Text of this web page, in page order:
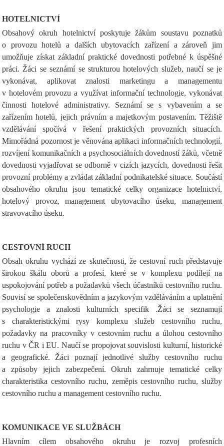
HOTELNICTVÍ
Obsahový okruh hotelnictví poskytuje žákům soustavu poznatků
o provozu hotelů a dalších ubytovacích zařízení a zároveň jim
umožňuje získat základní praktické dovednosti potřebné k úspěšné
práci. Žáci se seznámí se strukturou hotelových služeb, naučí se je
vykonávat, aplikovat znalosti marketingu a managementu
v hotelovém provozu a využívat informační technologie, vykonávat
činnosti hotelové administrativy. Seznámí se s vybavením a se
zařízením hotelů, jejich právním a majetkovým postavením. Těžiště
vzdělávání spočívá v řešení praktických provozních situacích.
Mimořádná pozornost je věnována aplikaci informačních technologií,
rozvíjení komunikačních a psychosociálních dovedností žáků, včetně
dovednosti vyjadřovat se odborně v cizích jazycích, dovednosti řešit
provozní problémy a zvládat základní podnikatelské situace. Součástí
obsahového okruhu jsou tematické celky organizace hotelnictví,
hotelový provoz, management ubytovacího úseku, management
stravovacího úseku.
CESTOVNÍ RUCH
Obsah okruhu vychází ze skutečnosti, že cestovní ruch představuje
širokou škálu oborů a profesí, které se v komplexu podílejí na
uspokojování potřeb a požadavků všech účastníků cestovního ruchu.
Souvisí se společenskovědním a jazykovým vzděláváním a uplatnění
psychologie a znalosti kulturních specifik .Žáci se seznamují
s charakteristickými rysy komplexu služeb cestovního ruchu,
požadavky na pracovníky v cestovním ruchu a úlohou cestovního
ruchu v ČR i EU. Naučí se propojovat souvislosti kulturní, historické
a geografické. Žáci poznají jednotlivé služby cestovního ruchu
a způsoby jejich zabezpečení. Okruh zahrnuje tematické celky
charakteristika cestovního ruchu, zeměpis cestovního ruchu, služby
cestovního ruchu a management cestovního ruchu.
KOMUNIKACE VE SLUŽBÁCH
Hlavním cílem obsahového okruhu je rozvoj profesních